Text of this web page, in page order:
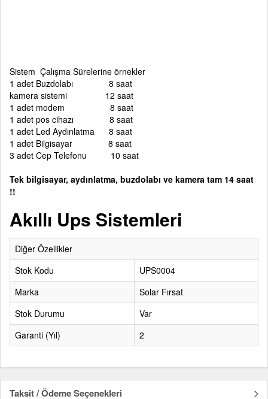
Sistem Çalışma Sürelerine örnekler
1 adet Buzdolabı 8 saat
kamera sistemi 12 saat
1 adet modem 8 saat
1 adet pos cihazı 8 saat
1 adet Led Aydınlatma 8 saat
1 adet Bilgisayar 8 saat
3 adet Cep Telefonu 10 saat
Tek bilgisayar, aydınlatma, buzdolabı ve kamera tam 14 saat
!!
Akıllı Ups Sistemleri
Diğer Özellikler
Stok Kodu
UPS0004
Marka
Solar Fırsat
Stok Durumu
Var
Garanti (Yıl)
2
Taksit / Ödeme Seçenekleri